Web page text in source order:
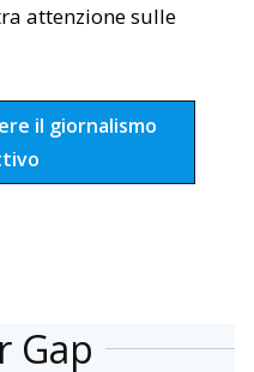
attenzione sulle
il giornalismo
Gap